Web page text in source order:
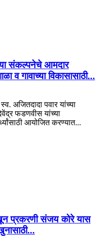
संकल्पनेचे आमदार
व गावाच्या विकासासाठी...
अजितदादा पवार यांच्या
फडणवीस यांच्या
आयोजित करण्यात...
खून प्रकरणी संजय कोरे यास